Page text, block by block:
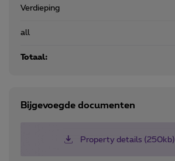
Verdieping
all
Totaal:
Bijgevoegde documenten
Property details (250kb)